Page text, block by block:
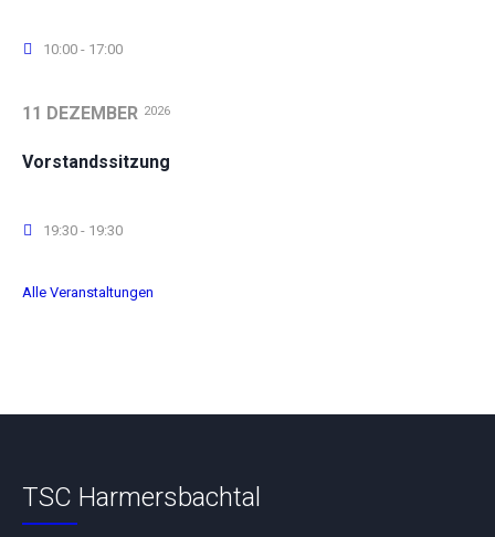
10:00 - 17:00
11 DEZEMBER 2026
Vorstandssitzung
19:30 - 19:30
Alle Veranstaltungen
TSC Harmersbachtal